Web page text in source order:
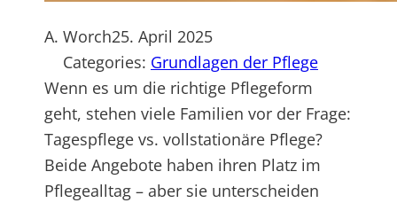
A. Worch25. April 2025
Categories: Grundlagen der Pflege
Wenn es um die richtige Pflegeform
geht, stehen viele Familien vor der Frage:
Tagespflege vs. vollstationäre Pflege?
Beide Angebote haben ihren Platz im
Pflegealltag – aber sie unterscheiden